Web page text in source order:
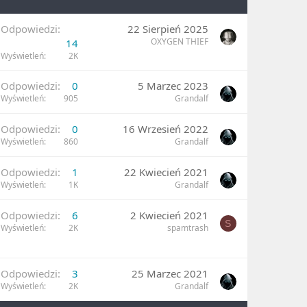
Odpowiedzi
14
Wyświetleń 2K
22 Sierpień 2025
OXYGEN THIEF
Odpowiedzi 0
Wyświetleń 905
5 Marzec 2023
Grandalf
Odpowiedzi 0
Wyświetleń 860
16 Wrzesień 2022
Grandalf
Odpowiedzi 1
Wyświetleń 1K
22 Kwiecień 2021
Grandalf
Odpowiedzi 6
Wyświetleń 2K
2 Kwiecień 2021
spamtrash S
Odpowiedzi 3
Wyświetleń 2K
25 Marzec 2021
Grandalf